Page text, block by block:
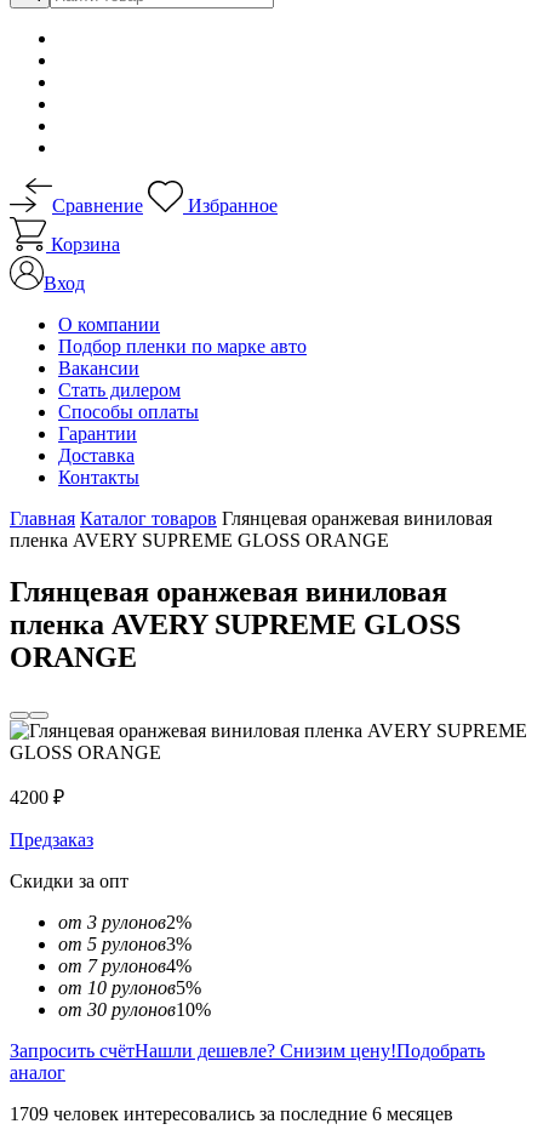
Сравнение
Избранное
Корзина
Вход
О компании
Подбор пленки по марке авто
Вакансии
Стать дилером
Способы оплаты
Гарантии
Доставка
Контакты
Главная Каталог товаров Глянцевая оранжевая виниловая
пленка AVERY SUPREME GLOSS ORANGE
Глянцевая оранжевая виниловая
пленка AVERY SUPREME GLOSS
ORANGE
4200 ₽
Предзаказ
Скидки за опт
от 3 рулонов2%
от 5 рулонов3%
от 7 рулонов4%
от 10 рулонов5%
от 30 рулонов10%
Запросить счётНашли дешевле? Снизим цену!Подобрать
аналог
1709 человек интересовались за последние 6 месяцев